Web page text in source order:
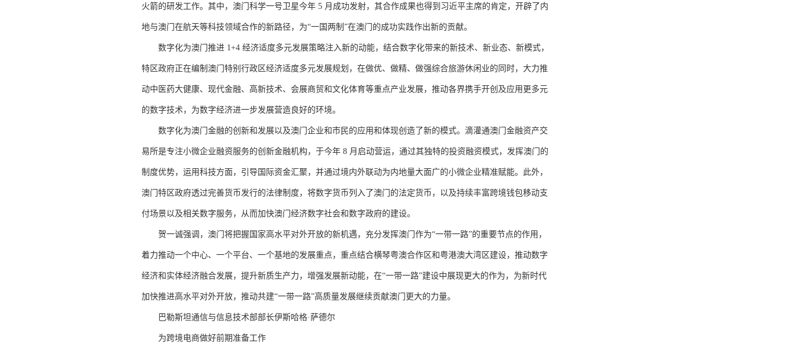
火箭的研发工作。其中，澳门科学一号卫星今年 5 月成功发射，其合作成果也得到习近平主席的肯定，开辟了内
地与澳门在航天等科技领域合作的新路径，为“一国两制”在澳门的成功实践作出新的贡献。
数字化为澳门推进 1+4 经济适度多元发展策略注入新的动能，结合数字化带来的新技术、新业态、新模式，
特区政府正在编制澳门特别行政区经济适度多元发展规划，在做优、做精、做强综合旅游休闲业的同时，大力推
动中医药大健康、现代金融、高新技术、会展商贸和文化体育等重点产业发展，推动各界携手开创及应用更多元
的数字技术，为数字经济进一步发展营造良好的环境。
数字化为澳门金融的创新和发展以及澳门企业和市民的应用和体现创造了新的模式。滴灌通澳门金融资产交
易所是专注小微企业融资服务的创新金融机构，于今年 8 月启动营运，通过其独特的投资融资模式，发挥澳门的
制度优势，运用科技方面，引导国际资金汇聚，并通过境内外联动为内地量大面广的小微企业精准赋能。此外，
澳门特区政府透过完善货币发行的法律制度，将数字货币列入了澳门的法定货币，以及持续丰富跨境钱包移动支
付场景以及相关数字服务，从而加快澳门经济数字社会和数字政府的建设。
贺一诚强调，澳门将把握国家高水平对外开放的新机遇，充分发挥澳门作为“一带一路”的重要节点的作用，
着力推动一个中心、一个平台、一个基地的发展重点，重点结合横琴粤澳合作区和粤港澳大湾区建设，推动数字
经济和实体经济融合发展，提升新质生产力，增强发展新动能，在“一带一路”建设中展现更大的作为，为新时代
加快推进高水平对外开放，推动共建“一带一路”高质量发展继续贡献澳门更大的力量。
巴勒斯坦通信与信息技术部部长伊斯哈格·萨德尔
为跨境电商做好前期准备工作